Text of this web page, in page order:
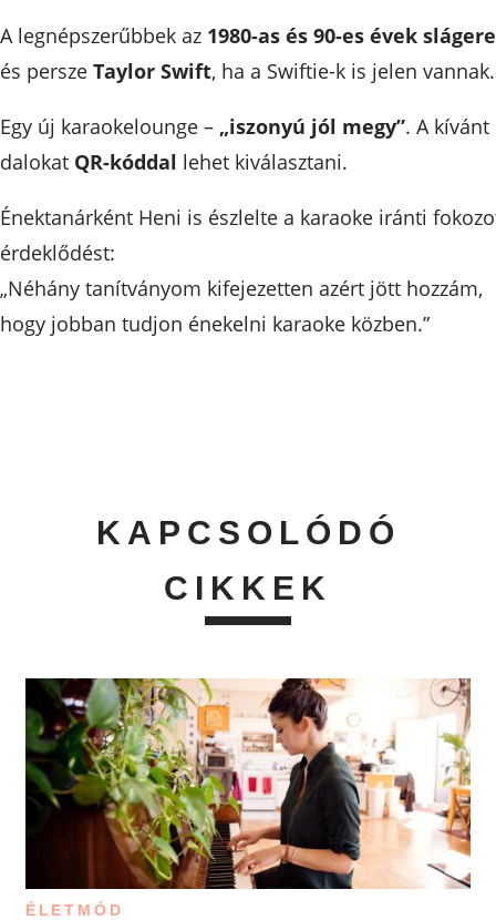
A legnépszerűbbek az 1980-as és 90-es évek
és persze Taylor Swift, ha a Swiftie-k is jelen vannak.
Egy új karaokelounge – „iszonyú jól megy”. A kívánt
dalokat QR-kóddal lehet kiválasztani.
Énektanárként Heni is észlelte a karaoke iránti
érdeklődést:
„Néhány tanítványom kifejezetten azért jött hozzám,
hogy jobban tudjon énekelni karaoke közben.”
KAPCSOLÓDÓ
CIKKEK
ÉLETMÓD